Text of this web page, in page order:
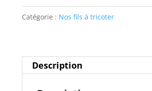
Catégorie : Nos fils à tricoter
Description